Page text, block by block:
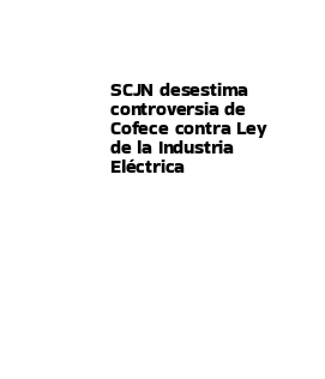
SCJN desestima
controversia de
Cofece contra Ley
de la Industria
Eléctrica